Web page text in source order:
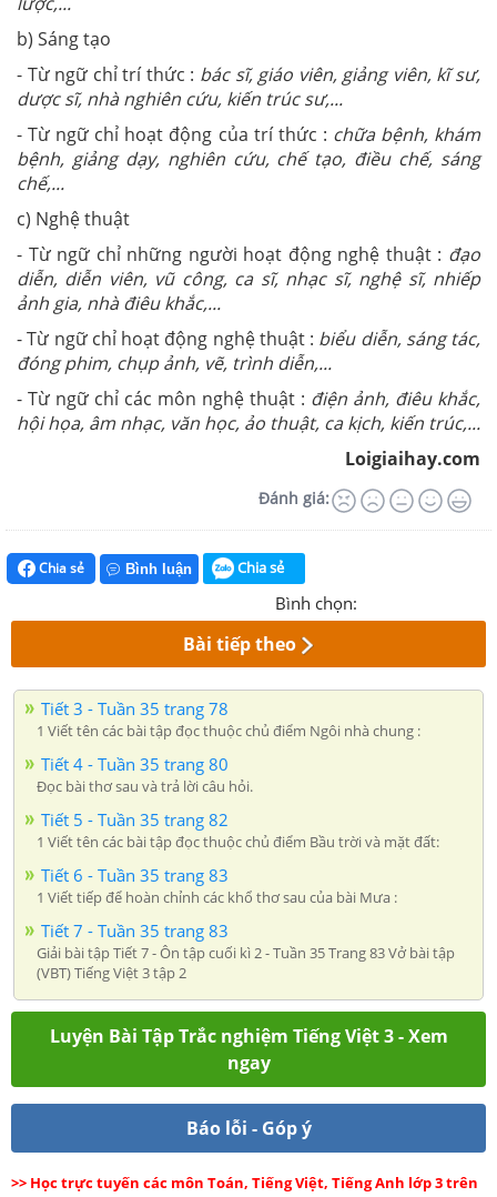
b) Sáng tạo
- Từ ngữ chỉ trí thức : bác sĩ, giáo viên, giảng viên, kĩ sư,
dược sĩ, nhà nghiên cứu, kiến trúc sư,...
- Từ ngữ chỉ hoạt động của trí thức : chữa bệnh, khám
bệnh, giảng dạy, nghiên cứu, chế tạo, điều chế, sáng
chế,...
c) Nghệ thuật
- Từ ngữ chỉ những người hoạt động nghệ thuật : đạo
diễn, diễn viên, vũ công, ca sĩ, nhạc sĩ, nghệ sĩ, nhiếp
ảnh gia, nhà điêu khắc,...
- Từ ngữ chỉ hoạt động nghệ thuật : biểu diễn, sáng tác,
đóng phim, chụp ảnh, vẽ, trình diễn,...
- Từ ngữ chỉ các môn nghệ thuật : điện ảnh, điêu khắc,
hội họa, âm nhạc, văn học, ảo thuật, ca kịch, kiến trúc,...
Loigiaihay.com
Đánh giá:
Chia sẻ Bình luận Chia sẻ
Bình chọn:
Bài tiếp theo
Tiết 3 - Tuần 35 trang 78
1 Viết tên các bài tập đọc thuộc chủ điểm Ngôi nhà chung :
Tiết 4 - Tuần 35 trang 80
Đọc bài thơ sau và trả lời câu hỏi.
Tiết 5 - Tuần 35 trang 82
1 Viết tên các bài tập đọc thuộc chủ điểm Bầu trời và mặt đất:
Tiết 6 - Tuần 35 trang 83
1 Viết tiếp để hoàn chỉnh các khổ thơ sau của bài Mưa :
Tiết 7 - Tuần 35 trang 83
Giải bài tập Tiết 7 - Ôn tập cuối kì 2 - Tuần 35 Trang 83 Vở bài tập
(VBT) Tiếng Việt 3 tập 2
Luyện Bài Tập Trắc nghiệm Tiếng Việt 3 - Xem
ngay
Báo lỗi - Góp ý
>> Học trực tuyến các môn Toán, Tiếng Việt, Tiếng Anh lớp 3 trên